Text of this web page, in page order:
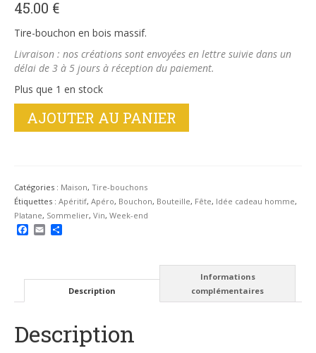
45.00 €
Tire-bouchon en bois massif.
Livraison : nos créations sont envoyées en lettre suivie dans un
délai de 3 à 5 jours à réception du paiement.
Plus que 1 en stock
quantité
AJOUTER AU PANIER
Catégories : Maison, Tire-bouchons
Étiquettes : Apéritif, Apéro, Bouchon, Bouteille, Fête, Idée cadeau homme,
Platane, Sommelier, Vin, Week-end
Facebook
Email
Description
Informations
complémentaires
Description